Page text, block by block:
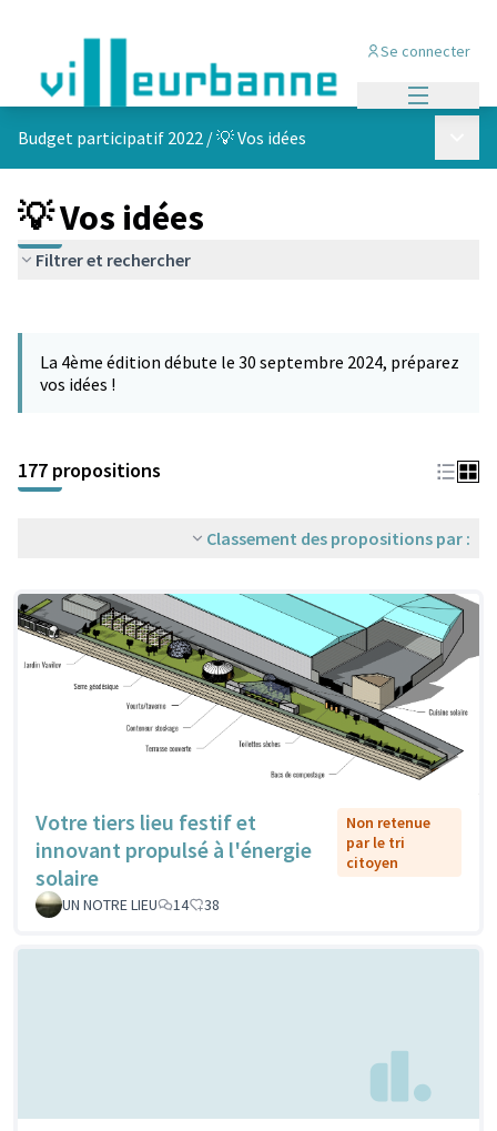
Se connecter
Budget participatif 2022 /💡 Vos idées
💡 Vos idées
Filtrer et rechercher
−
La 4ème édition débute le 30 septembre 2024, préparez
vos idées !
177 propositions
Classement des propositions par :
Votre tiers lieu festif et
innovant propulsé à l'énergie
solaire
Non retenue
par le tri
citoyen
UN NOTRE LIEU 14 38